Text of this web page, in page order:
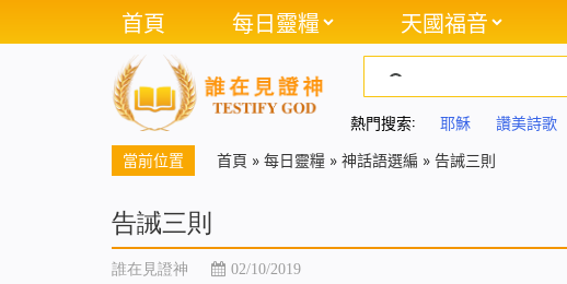
首頁 每日靈糧 天國福音
熱門搜索: 耶穌 讚美詩歌
當前位置 首頁 » 每日靈糧 » 神話語選編 » 告誡三則
告誡三則
誰在見證神 02/10/2019